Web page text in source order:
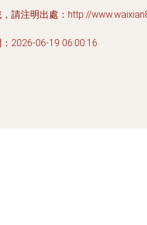
請注明出處：http://
2026-06-19 06:00:16